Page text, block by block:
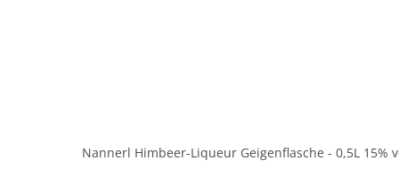
Nannerl Himbeer-Liqueur Geigenflasche - 0,5L 15%